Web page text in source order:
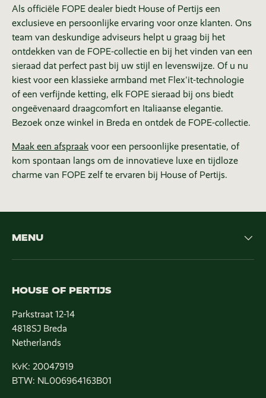
Als officiële FOPE dealer biedt House of Pertijs een
exclusieve en persoonlijke ervaring voor onze klanten. Ons
team van deskundige adviseurs helpt u graag bij het
ontdekken van de FOPE-collectie en bij het vinden van een
sieraad dat perfect past bij uw stijl en levenswijze. Of u nu
kiest voor een klassieke armband met Flex'it-technologie
of een verfijnde ketting, elk FOPE sieraad bij ons biedt
ongeëvenaard draagcomfort en Italiaanse elegantie.
Bezoek onze winkel in Breda en ontdek de FOPE-collectie.
Maak een afspraak voor een persoonlijke presentatie, of
kom spontaan langs om de innovatieve luxe en tijdloze
charme van FOPE zelf te ervaren bij House of Pertijs.
MENU
HOUSE OF PERTIJS
Parkstraat 12-14
4818SJ Breda
Netherlands
KvK: 20047919
BTW: NL006964163B01